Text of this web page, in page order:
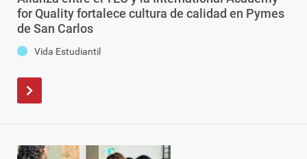
for Quality fortalece cultura de calidad en Pymes
de San Carlos
Vida Estudiantil